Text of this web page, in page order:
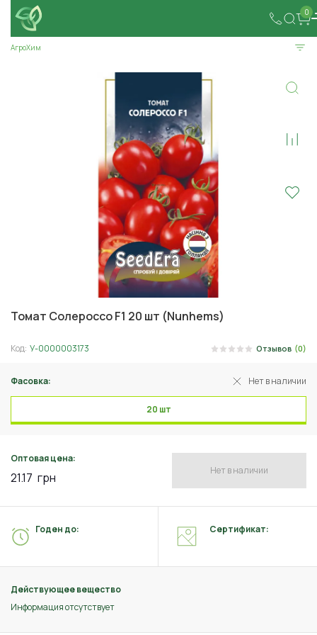
0
АгроХим
Томат Солероссо F1 20 шт (Nunhems)
Код: У-0000003173 Отзывов (0)
Фасовка: Нет в наличии
20 шт
Оптовая цена:
21.17 грн Нет в наличии
Действующее вещество
Информация отсутствует
Годен до: Сертификат: